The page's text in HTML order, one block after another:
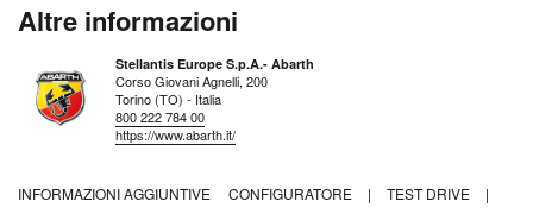
Altre informazioni
Stellantis Europe S.p.A.- Abarth
Corso Giovani Agnelli, 200
Torino (TO) - Italia
800 222 784 00
https://www.abarth.it/
INFORMAZIONI AGGIUNTIVE CONFIGURATORE | TEST DRIVE
|